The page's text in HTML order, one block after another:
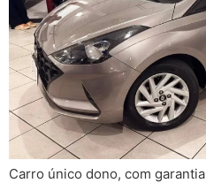
Carro único dono, com